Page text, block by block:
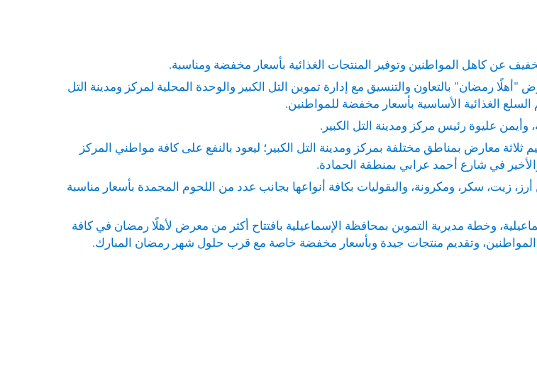
عن كاهل المواطنين وتوفير المنتجات الغذائية بأسعار مخفضة ومناسبة.
"أهلًا رمضان" بالتعاون والتنسيق مع إدارة تموين التل الكبير والوحدة المحلية لمركز ومدينة التل
الغذائية الأساسية بأسعار مخفضة للمواطنين.
عليوة رئيس مركز ومدينة التل الكبير.
معارض بمناطق مختلفة بمركز ومدينة التل الكبير؛ ليعود بالنفع على كافة مواطني المركز
في شارع أحمد عرابي بمنطقة الحمادة.
زيت، سكر، ومكرونة، والبقوليات بكافة أنواعها بجانب عدد من اللحوم المجمدة بأسعار مناسبة
وخطة مديرية التموين بمحافظة الإسماعيلية بافتتاح أكثر من معرض لأهلًا رمضان في كافة
المواطنين، وتقديم منتجات جيدة وبأسعار مخفضة خاصة مع قرب حلول شهر رمضان المبارك.